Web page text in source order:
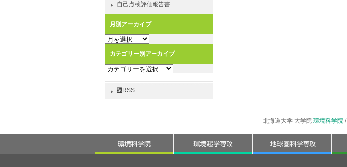
自己点検評価報告書
月別アーカイブ
月
ー
カ
イ
カテゴリー別アーカイブ
カ
ゴ
カ
RSS
北海道大学 大学院 環境科学院/